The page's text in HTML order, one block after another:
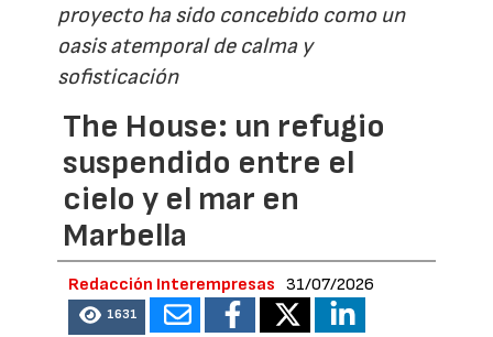
proyecto ha sido concebido como un
oasis atemporal de calma y
sofisticación
The House: un refugio
suspendido entre el
cielo y el mar en
Marbella
Redacción Interempresas 31/07/2026
1631